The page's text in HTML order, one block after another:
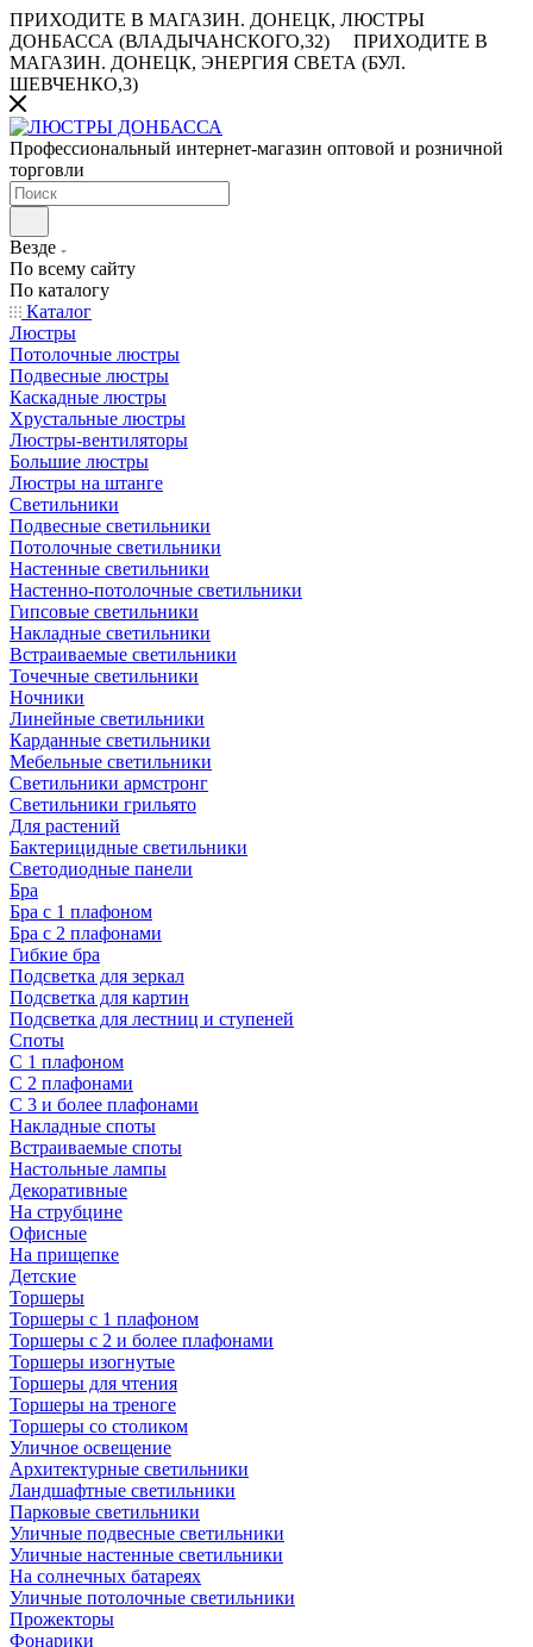
ПРИХОДИТЕ В МАГАЗИН. ДОНЕЦК, ЛЮСТРЫ
ДОНБАССА (ВЛАДЫЧАНСКОГО,32)
ПРИХОДИТЕ В
МАГАЗИН. ДОНЕЦК, ЭНЕРГИЯ СВЕТА (БУЛ.
ШЕВЧЕНКО,3)
Профессиональный интернет-магазин оптовой и розничной
торговли
Везде
По всему сайту
По каталогу
Каталог
Люстры
Потолочные люстры
Подвесные люстры
Каскадные люстры
Хрустальные люстры
Люстры-вентиляторы
Большие люстры
Люстры на штанге
Светильники
Подвесные светильники
Потолочные светильники
Настенные светильники
Настенно-потолочные светильники
Гипсовые светильники
Накладные светильники
Встраиваемые светильники
Точечные светильники
Ночники
Линейные светильники
Карданные светильники
Мебельные светильники
Светильники армстронг
Светильники грильято
Для растений
Бактерицидные светильники
Светодиодные панели
Бра
Бра с 1 плафоном
Бра с 2 плафонами
Гибкие бра
Подсветка для зеркал
Подсветка для картин
Подсветка для лестниц и ступеней
Споты
С 1 плафоном
С 2 плафонами
С 3 и более плафонами
Накладные споты
Встраиваемые споты
Настольные лампы
Декоративные
На струбцине
Офисные
На прищепке
Детские
Торшеры
Торшеры с 1 плафоном
Торшеры с 2 и более плафонами
Торшеры изогнутые
Торшеры для чтения
Торшеры на треноге
Торшеры со столиком
Уличное освещение
Архитектурные светильники
Ландшафтные светильники
Парковые светильники
Уличные подвесные светильники
Уличные настенные светильники
На солнечных батареях
Уличные потолочные светильники
Прожекторы
Фонарики